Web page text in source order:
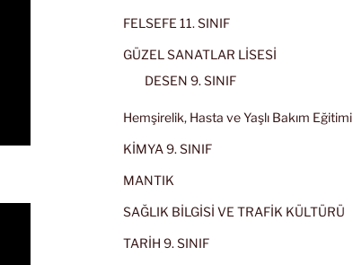
FELSEFE 11. SINIF
GÜZEL SANATLAR LİSESİ
DESEN 9. SINIF
Hemşirelik, Hasta ve Yaşlı Bakım Eğitimi
KİMYA 9. SINIF
MANTIK
SAĞLIK BİLGİSİ VE TRAFİK KÜLTÜRÜ
TARİH 9. SINIF